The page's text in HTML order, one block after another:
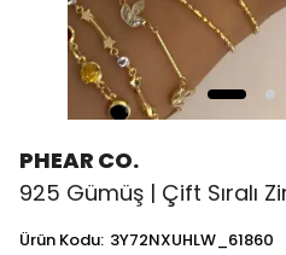
PHEAR CO.
925 Gümüş | Çift Sıralı
Ürün Kodu: 3Y72NXUHLW_61860